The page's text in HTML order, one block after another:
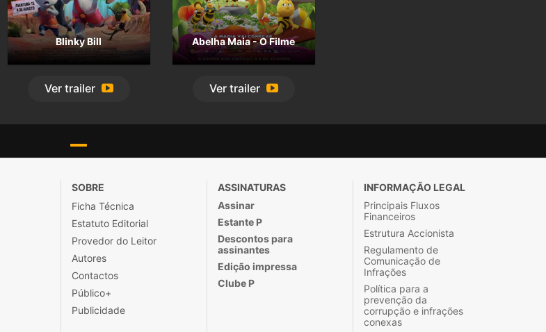
Blinky Bill
Ver trailer
Abelha Maia - O Filme
Ver trailer
SOBRE
Ficha Técnica
Estatuto Editorial
Provedor do Leitor
Autores
Contactos
Público+
Publicidade
ASSINATURAS
Assinar
Estante P
Descontos para
assinantes
Edição impressa
Clube P
INFORMAÇÃO LEGAL
Principais Fluxos
Financeiros
Estrutura Accionista
Regulamento de
Comunicação de
Infrações
Política para a
prevenção da
corrupção e infrações
conexas